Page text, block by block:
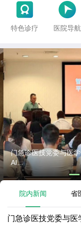

特色诊疗

医院导航
门急诊医技党委与医学
AI...
院内新闻 省
门急诊医技党委与医